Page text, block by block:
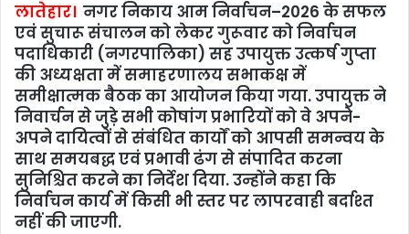
लातेहार। नगर निकाय आम निर्वाचन–2026 के सफल
एवं सुचारू संचालन को लेकर गुरूवार को निर्वाचन
पदाधिकारी (नगरपालिका) सह उपायुक्त उत्कर्ष गुप्ता
की अध्यक्षता में समाहरणालय सभाकक्ष में
समीक्षात्मक बैठक का आयोजन किया गया. उपायुक्त ने
निवार्चन से जुड़े सभी कोषांग प्रभारियों को वे अपने-
अपने दायित्वों से संबंधित कार्यों को आपसी समन्वय के
साथ समयबद्ध एवं प्रभावी ढंग से संपादित करना
सुनिश्चित करने का निर्देश दिया. उन्होंने कहा कि
निर्वाचन कार्य में किसी भी स्तर पर लापरवाही बर्दाश्त
नहीं की जाएगी.